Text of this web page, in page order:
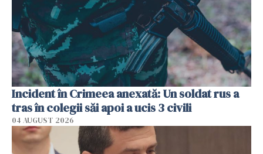
Incident în Crimeea anexată: Un soldat rus a
tras în colegii săi apoi a ucis 3 civili
04 AUGUST 2026